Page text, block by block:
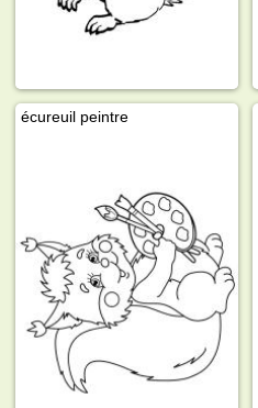
écureuil peintre